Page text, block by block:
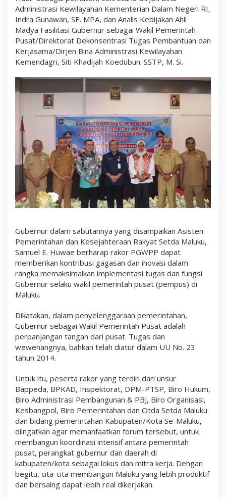
Administrasi Kewilayahan Kementerian Dalam Negeri RI,
Indra Gunawan, SE. MPA, dan Analis Kebijakan Ahli
Madya Fasilitasi Gubernur sebagai Wakil Pemerintah
Pusat/Direktorat Dekonsentrasi Tugas Pembantuan dan
Kerjasama/Dirjen Bina Administrasi Kewilayahan
Kemendagri, Siti Khadijah Koedubun. SSTP, M. Si.
Gubernur dalam sabutannya yang disampaikan Asisten
Pemerintahan dan Kesejahteraan Rakyat Setda Maluku,
Samuel E. Huwae berharap rakor PGWPP dapat
memberikan kontribusi gagasan dan inovasi dalam
rangka memaksimalkan implementasi tugas dan fungsi
Gubernur selaku wakil pemerintah pusat (pempus) di
Maluku.
Dikatakan, dalam penyelenggaraan pemerintahan,
Gubernur sebagai Wakil Pemerintah Pusat adalah
perpanjangan tangan dari pusat. Tugas dan
wewenangnya, bahkan telah diatur dalam UU No. 23
tahun 2014.
Untuk itu, peserta rakor yang terdiri dari unsur
Bappeda, BPKAD, Inspektorat, DPM-PTSP, Biro Hukum,
Biro Administrasi Pembangunan & PBJ, Biro Organisasi,
Kesbangpol, Biro Pemerintahan dan Otda Setda Maluku
dan bidang pemerintahan Kabupaten/Kota Se-Maluku,
diingatkan agar memanfaatkan forum tersebut, untuk
membangun koordinasi intensif antara pemerintah
pusat, perangkat gubernur dan daerah di
kabupaten/kota sebagai lokus dan mitra kerja. Dengan
begitu, cita-cita membangun Maluku yang lebih produktif
dan bersaing dapat lebih real dikerjakan.